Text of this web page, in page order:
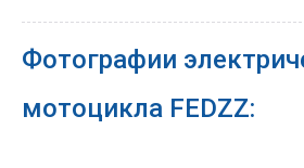
Фотографии
мотоцикла FEDZZ: